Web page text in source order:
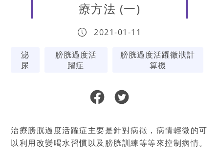
療方法 (一)
2021-01-11
泌
尿
膀胱過度活
躍症
膀胱過度活躍徵狀計
算機
治療膀胱過度活躍症主要是針對病徵，病情輕微的可
以利用改變喝水習慣以及膀胱訓練等等來控制病情。